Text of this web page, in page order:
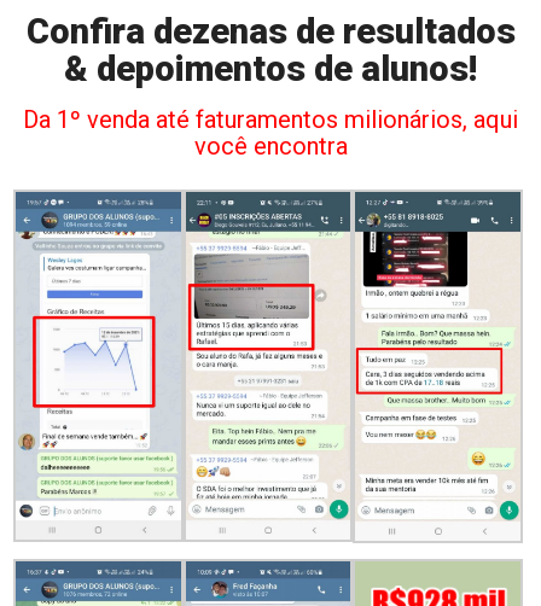
Confira dezenas de resultados
& depoimentos de alunos!
Da 1º venda até faturamentos milionários, aqui
você encontra